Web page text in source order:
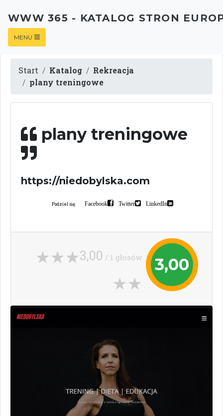
WWW 365 - KATALOG STRON
MENU
Start Katalog
Rekreacja
plany treningowe
plany treningowe
https://niedobylska.com
Podziel się: Facebook Twitter LinkedIn
3,00
3,00 / 1 głosów